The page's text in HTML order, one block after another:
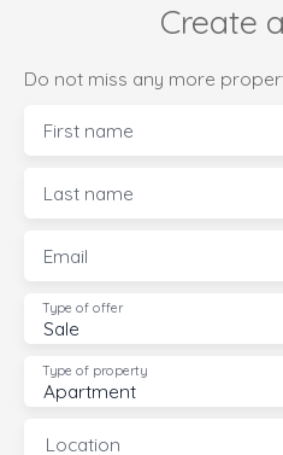
Create
Do not miss any more
First name
Last name
Email
Sale
Type of offer
Apartment
Type of property
Location